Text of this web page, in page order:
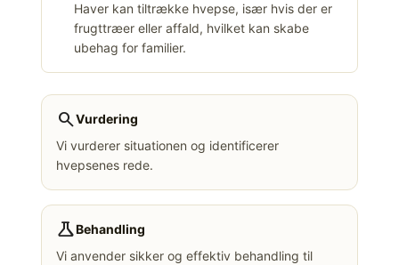
Haver kan tiltrække hvepse, især hvis der er
frugttræer eller affald, hvilket kan skabe
ubehag for familier.
searchVurdering
Vi vurderer situationen og identificerer
hvepsenes rede.
scienceBehandling
Vi anvender sikker og effektiv behandling til